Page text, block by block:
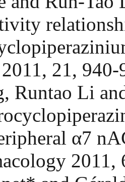
21,
Runtao Li
α7